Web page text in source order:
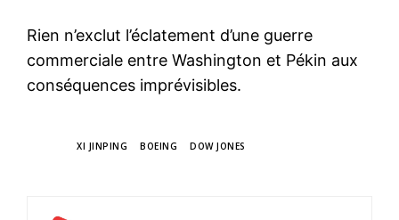
Rien n’exclut l’éclatement d’une guerre
commerciale entre Washington et Pékin aux
conséquences imprévisibles.
XI JINPING BOEING DOW JONES